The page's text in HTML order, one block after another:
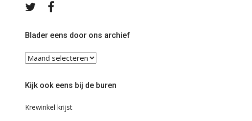
Volg
TwitterFacebook
Blader eens door ons archief
Blader
eens
ons
Kijk ook eens bij de buren
Krewinkel krijst